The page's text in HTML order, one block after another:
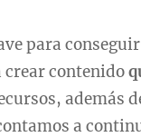
para
crear contenido
además
a